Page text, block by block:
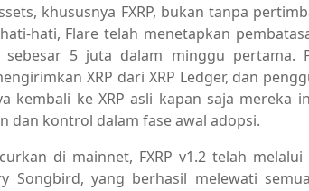
khususnya FXRP, bukan tanpa
hati, Flare telah menetapkan
sebesar 5 juta dalam minggu pertama.
XRP dari XRP Ledger, dan
kembali ke XRP asli kapan saja mereka
dan kontrol dalam fase awal adopsi.
di mainnet, FXRP v1.2 telah
Songbird, yang berhasil melewati